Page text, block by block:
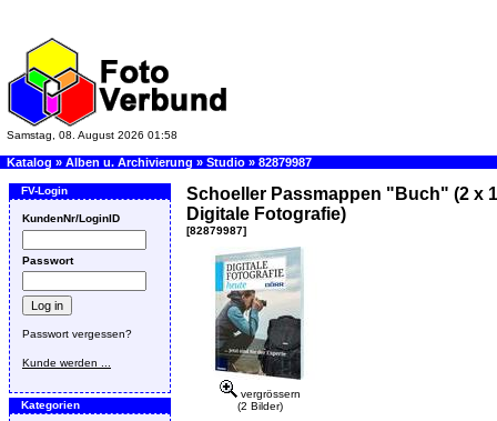
Samstag, 08. August 2026 01:58
Katalog » Alben u. Archivierung » Studio » 82879987
FV-Login
KundenNr/LoginID
Passwort
Passwort vergessen?
Kunde werden ...
Kategorien
Schoeller Passmappen "Buch" (2 x
Digitale Fotografie)
[82879987]
vergrössern
(2 Bilder)